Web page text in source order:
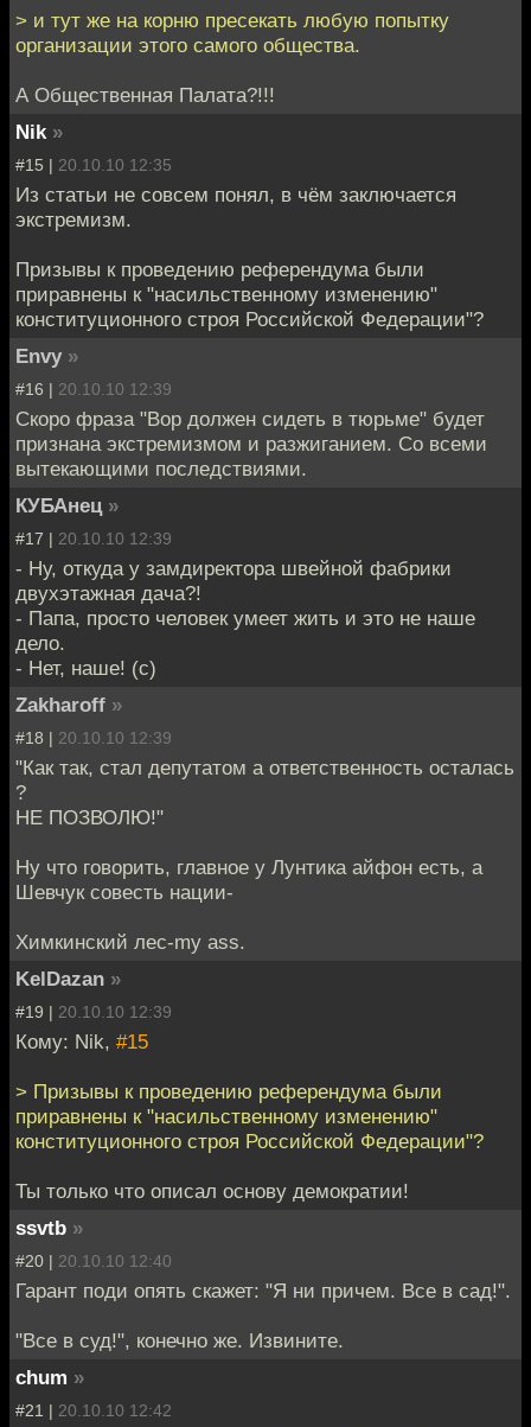
> и тут же на корню пресекать любую попытку
организации этого самого общества.
А Общественная Палата?!!!
Nik »
#15 | 20.10.10 12:35
Из статьи не совсем понял, в чём заключается
экстремизм.
Призывы к проведению референдума были
приравнены к "насильственному изменению"
конституционного строя Российской Федерации"?
Envy »
#16 | 20.10.10 12:39
Скоро фраза "Вор должен сидеть в тюрьме" будет
признана экстремизмом и разжиганием. Со всеми
вытекающими последствиями.
КУБАнец »
#17 | 20.10.10 12:39
- Ну, откуда у замдиректора швейной фабрики
двухэтажная дача?!
- Папа, просто человек умеет жить и это не наше
дело.
- Нет, наше! (с)
Zakharoff »
#18 | 20.10.10 12:39
"Как так, стал депутатом а ответственность осталась
?
НЕ ПОЗВОЛЮ!"
Ну что говорить, главное у Лунтика айфон есть, а
Шевчук совесть нации-
Химкинский лес-my ass.
KelDazan »
#19 | 20.10.10 12:39
Кому: Nik, #15
> Призывы к проведению референдума были
приравнены к "насильственному изменению"
конституционного строя Российской Федерации"?
Ты только что описал основу демократии!
ssvtb »
#20 | 20.10.10 12:40
Гарант поди опять скажет: "Я ни причем. Все в сад!".
"Все в суд!", конечно же. Извините.
chum »
#21 | 20.10.10 12:42